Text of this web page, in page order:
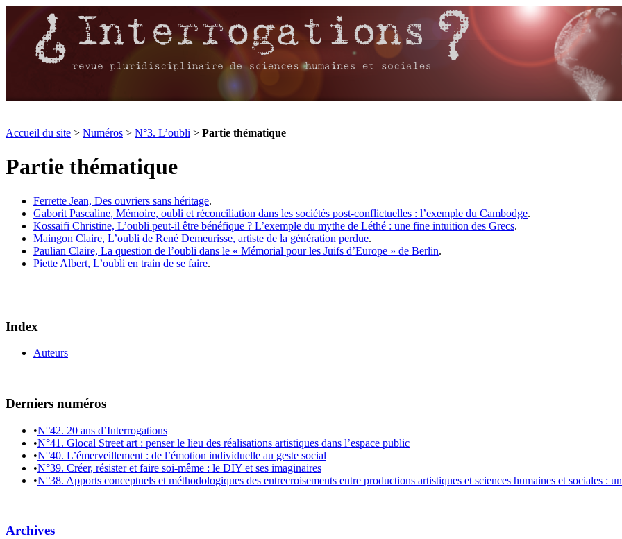
Accueil du site > Numéros > N°3. L’oubli > Partie thématique
Partie thématique
Ferrette Jean, Des ouvriers sans héritage.
Gaborit Pascaline, Mémoire, oubli et réconciliation dans les sociétés post-conflictuelles : l’exemple du Cambodge.
Kossaifi Christine, L’oubli peut-il être bénéfique ? L’exemple du mythe de Léthé : une fine intuition des Grecs.
Maingon Claire, L’oubli de René Demeurisse, artiste de la génération perdue.
Paulian Claire, La question de l’oubli dans le « Mémorial pour les Juifs d’Europe » de Berlin.
Piette Albert, L’oubli en train de se faire.
Index
Auteurs
Derniers numéros
•N°42. 20 ans d’Interrogations
•N°41. Glocal Street art : penser le lieu des réalisations artistiques dans l’espace public
•N°40. L’émerveillement : de l’émotion individuelle au geste social
•N°39. Créer, résister et faire soi-même : le DIY et ses imaginaires
•N°38. Apports conceptuels et méthodologiques des entrecroisements entre productions artistiques et sciences humaines et sociales :
Archives